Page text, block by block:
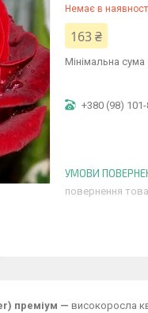
Немає в
163 ₴
Мінімальна
+380 (98)
повернення
преміум — високоросла